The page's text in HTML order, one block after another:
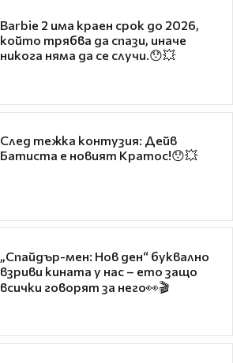
Barbie 2 има краен срок до 2026,
който трябва да спази, иначе
никога няма да се случи.😯💥
След тежка контузия: Дейв
Батиста е новият Кратос!😯💥
„Спайдър-мен: Нов ден“ буквално
взриви кината у нас – ето защо
всички говорят за него👀🎬